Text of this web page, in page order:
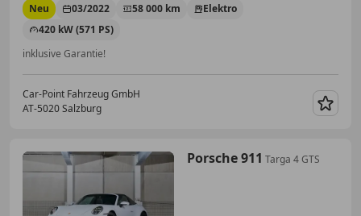
Neu 03/2022 58 000 km
Elektro
420 kW (571 PS)
inklusive Garantie!
Car-Point Fahrzeug GmbH
AT-5020 Salzburg
Porsche 911 Targa 4 GTS